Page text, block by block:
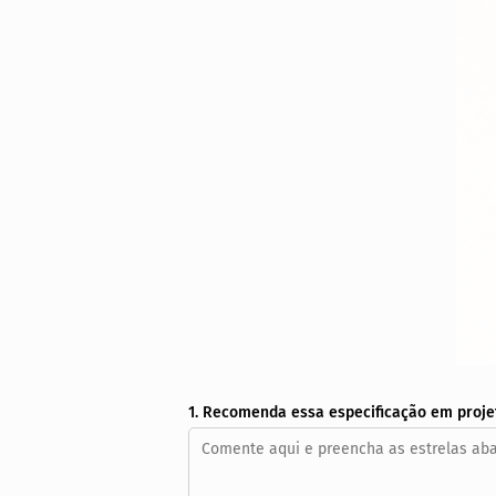
1. Recomenda essa especificação em